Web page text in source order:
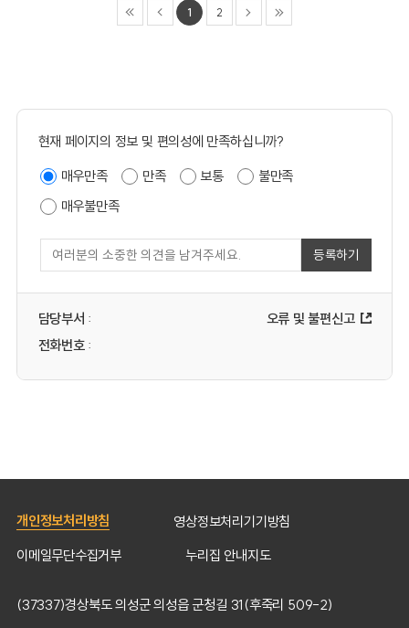
1 2
현재 페이지의 정보 및 편의성에 만족하십니까?
매우만족
만족 보통
불만족
매우불만족
등록하기
담당부서 :
전화번호:
오류 및 불편신고
개인정보처리방침
영상정보처리기기방침
이메일무단수집거부
누리집 안내지도
(37337)경상북도 의성군 의성읍 군청길 31(후죽리 509-2)